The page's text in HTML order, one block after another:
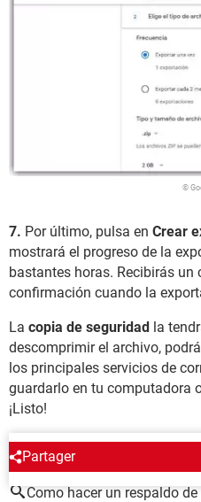
©
7. Por último, pulsa en Crear
mostrará el progreso de la
bastantes horas. Recibirás un
confirmación cuando la
La copia de seguridad la
descomprimir el archivo,
los principales servicios de
guardarlo en tu computadora
¡Listo!
Partager
ALREDEDOR DEL
Como hacer un respaldo